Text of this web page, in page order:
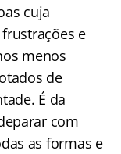
cuja
e
menos
de
É da
com
as formas e